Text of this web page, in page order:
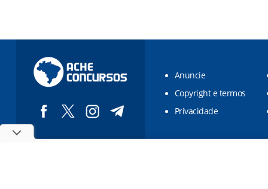
Anuncie
Copyright e termos
Privacidade